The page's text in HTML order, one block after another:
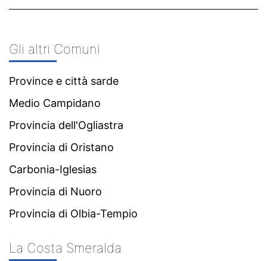
Gli altri Comuni
Province e città sarde
Medio Campidano
Provincia dell'Ogliastra
Provincia di Oristano
Carbonia-Iglesias
Provincia di Nuoro
Provincia di Olbia-Tempio
La Costa Smeralda